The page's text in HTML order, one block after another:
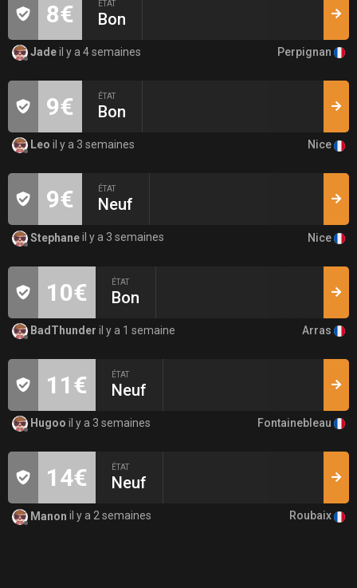
8€ ÉTAT
Bon
Jadeil y a 4 semaines Perpignan
9€ ÉTAT
Bon
Leo il y a 3 semaines Nice
9€ ÉTAT
Neuf
Stephaneil y a 3 semaines Nice
10€ ÉTAT
Bon
BadThunder il y a 1 semaine Arras
11€ ÉTAT
Neuf
Hugoo il y a 3 semaines Fontainebleau
14€ ÉTAT
Neuf
Manon il y a 2 semaines Roubaix